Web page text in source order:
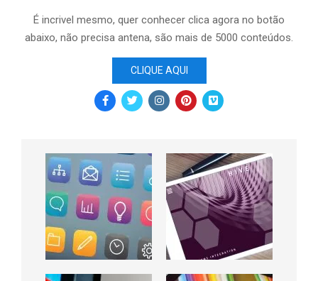
É incrivel mesmo, quer conhecer clica agora no botão
abaixo, não precisa antena, são mais de 5000 conteúdos.
CLIQUE AQUI